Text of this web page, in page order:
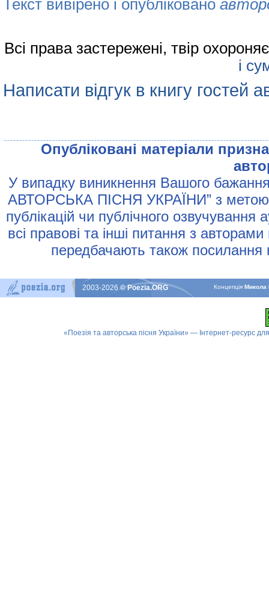
Текст вивірено і опубліковано
Всі права застережені, твір
і
Написати відгук в книгу гостей
Опублiкованi матерiали
У випадку виникнення Вашого
АВТОРСЬКА ПIСНЯ УКРАЇНИ” з метою
публiкацiй чи публiчного
всi правовi та iншi питання з
передбачають також
КонцепцiяМикола
2003-2026© Poezia.ORG
«Поезія та авторська пісня України» — Інтернет-ресурс